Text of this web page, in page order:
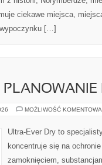
ciekawe miejsca,
[…]
PLANOWANIE
MOŻLIWOŚĆ
Ultra-Ever Dry to
koncentruje się na
zamoknięciem,